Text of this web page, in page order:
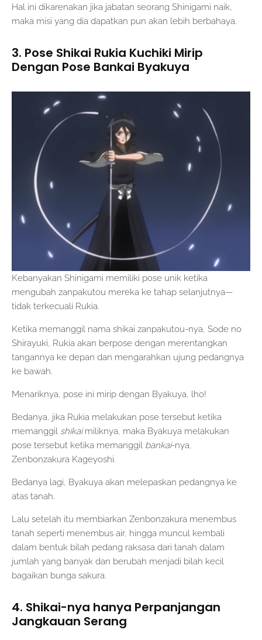
Hal ini dikarenakan jika jabatan seorang Shinigami naik,
maka misi yang dia dapatkan pun akan lebih berbahaya.
3. Pose Shikai Rukia Kuchiki Mirip
Dengan Pose Bankai Byakuya
Kebanyakan Shinigami memiliki pose unik ketika
mengubah zanpakutou mereka ke tahap selanjutnya—
tidak terkecuali Rukia.
Ketika memanggil nama shikai zanpakutou-nya, Sode no
Shirayuki, Rukia akan berpose dengan merentangkan
tangannya ke depan dan mengarahkan ujung pedangnya
ke bawah.
Menariknya, pose ini mirip dengan Byakuya, lho!
Bedanya, jika Rukia melakukan pose tersebut ketika
memanggil shikaimiliknya, maka Byakuya melakukan
pose tersebut ketika memanggil bankai-nya,
Zenbonzakura Kageyoshi.
Bedanya lagi, Byakuya akan melepaskan pedangnya ke
atas tanah.
Lalu setelah itu membiarkan Zenbonzakura menembus
tanah seperti menembus air, hingga muncul kembali
dalam bentuk bilah pedang raksasa dari tanah dalam
jumlah yang banyak dan berubah menjadi bilah kecil
bagaikan bunga sakura.
4. Shikai-nya hanya Perpanjangan
Jangkauan Serang